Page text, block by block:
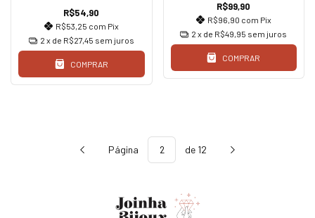
R$54,90
R$53,25 com Pix
2 x de R$27,45 sem juros
COMPRAR
R$99,90
R$96,90 com Pix
2 x de R$49,95 sem juros
COMPRAR
Página de 12